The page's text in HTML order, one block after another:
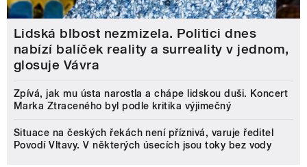
Lidská blbost nezmizela. Politici dnes
nabízí balíček reality a surreality v jednom,
glosuje Vávra
Zpívá, jak mu ústa narostla a chápe lidskou duši. Koncert
Marka Ztraceného byl podle kritika výjimečný
Situace na českých řekách není příznivá, varuje ředitel
Povodí Vltavy. V některých úsecích jsou toky bez vody